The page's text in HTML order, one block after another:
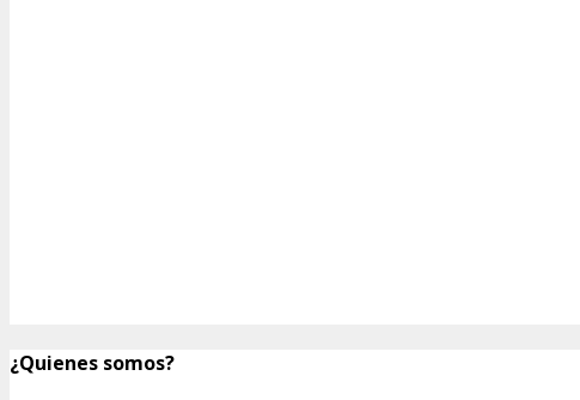
¿Quienes somos?